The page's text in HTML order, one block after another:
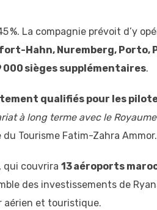
%. La compagnie prévoit d’y
Hahn, Nuremberg, Porto,
000 sièges supplémentaires.
qualifiés pour les
à long terme avec le
Tourisme Fatim-Zahra Ammor.
qui couvrira 13 aéroports
des investissements de
aérien et touristique.